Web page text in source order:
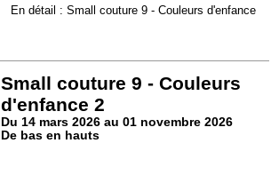
En détail : Small couture 9 - Couleurs d'enfance
Small couture 9 - Couleurs
d'enfance 2
Du 14 mars 2026 au 01 novembre 2026
De bas en hauts